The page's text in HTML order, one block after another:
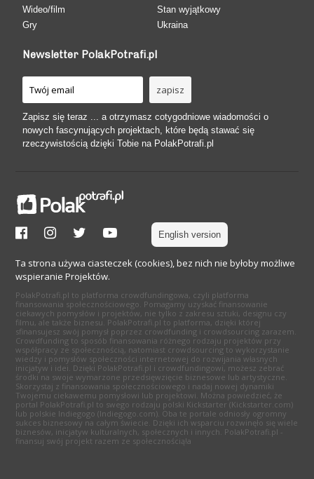
Wideo/film
Gry
Stan wyjątkowy
Ukraina
Newsletter PolakPotrafi.pl
Zapisz się teraz ... a otrzymasz cotygodniowe wiadomości o
nowych fascynujących projektach, które będą stawać się
rzeczywistością dzięki Tobie na PolakPotrafi.pl
English version
Ta strona używa ciasteczek (cookies), bez nich nie byłoby możliwe
wspieranie Projektów.
PolakPotrafi.pl to platforma crowdfundingowa, czyli platforma
finansowania społecznościowego. Pomagamy uzyskać finansowanie
ciekawych pomysłów i projektów, nie tylko z zakresu sztuki, designu czy
filmu, ale także biznesu. PolakPotrafi.pl to platforma, dzięki której
sfinansujesz swój pomysł poprzez crowdfunding i crowdsourcing zarazem.
Crowdfunding to sposób finansowania różnego rodzaju projektów przy
współpracy ze społecznością, natomiast crowdsourcing to wykorzystanie
wiedzy i pomysłów społeczności internetowej do rozwijania własnych
inicjatyw i idei. Dzięki PolakPotrafi.pl i crowdfundingowi, możesz zebrać
środki na swoje wymarzone przedsięwzięcie biznesowe lub artystyczne.
Skorzystaj z finansowania społecznościowego i nadaj nowej dynamiki
Twojemu ciekawemu pomysłowi lub projektowi. Można powiedzieć, że
portal PolakPotrafi.pl to swego rodzaju polski Kickstarter (Kickstarter.com)
lub polskie Indiegogo (Indiegogo.com). Oba te portale odniosły ogromny
sukces biznesowy na całym świecie. Dzięki ich wsparciu rozwinęło się wiele
biznesów, inicjatyw kulturalnych, społecznych i innych. PolakPotrafi.pl -
finansuj swój projekt razem ze społecznością!a